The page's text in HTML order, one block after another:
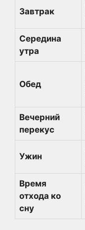
Завтрак
Середина
утра
Обед
Вечерний
перекус
Ужин
Время
отхода ко
сну